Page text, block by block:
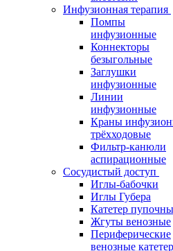
Инфузионная терапия
Помпы
инфузионные
Коннекторы
безыгольные
Заглушки
инфузионные
Линии
инфузионные
Краны
трёхходовые
Фильтр-канюли
аспирационные
Сосудистый доступ
Иглы-бабочки
Иглы Губера
Катетер
Жгуты венозные
Периферические
венозные